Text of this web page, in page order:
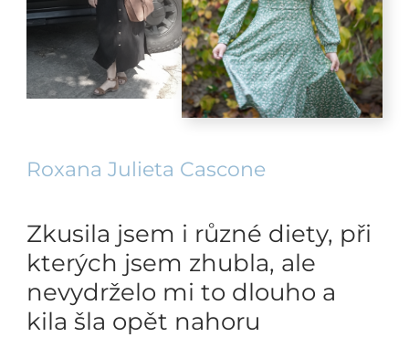
Roxana Julieta Cascone
Zkusila jsem i různé diety, při
kterých jsem zhubla, ale
nevydrželo mi to dlouho a
kila šla opět nahoru